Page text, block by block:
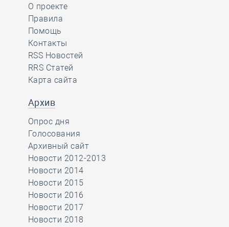
О проекте
Правила
Помощь
Контакты
RSS Новостей
RRS Статей
Карта сайта
Архив
Опрос дня
Голосования
Архивный сайт
Новости 2012-2013
Новости 2014
Новости 2015
Новости 2016
Новости 2017
Новости 2018